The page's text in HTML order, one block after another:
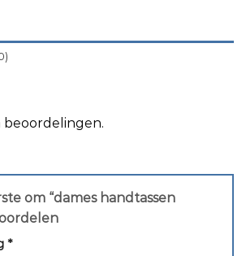
beoordelingen.
om “dames handtassen
*